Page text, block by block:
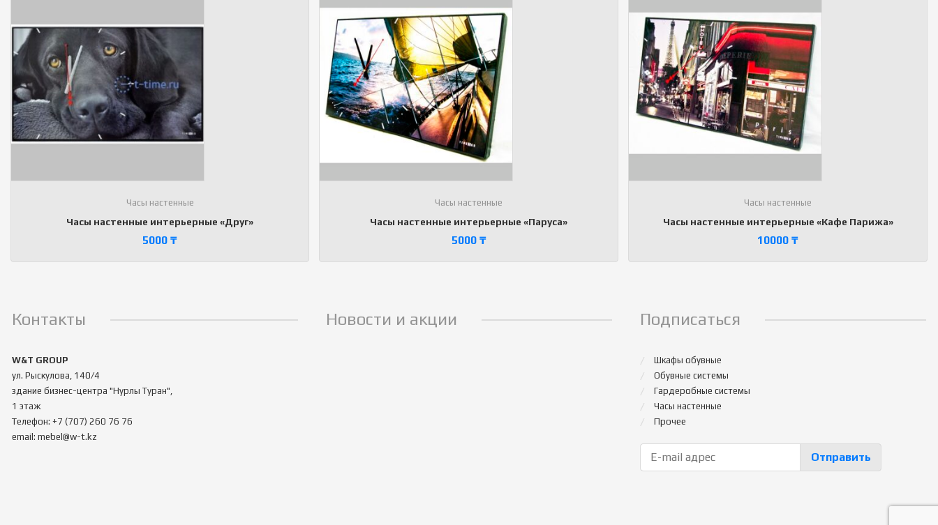
Часы настенные
Часы настенные интерьерные «Друг»
5000 ₸
Часы настенные
Часы настенные интерьерные «Паруса»
5000 ₸
Часы настенные
Часы настенные интерьерные «Кафе Парижа»
10000 ₸
Контакты
W&T GROUP
ул. Рыскулова, 140/4
здание бизнес-центра "Нурлы Туран",
1 этаж
Телефон: +7 (707) 260 76 76
email: mebel@w-t.kz
Новости и акции Подписаться
Шкафы обувные
Обувные системы
Гардеробные системы
Часы настенные
Прочее